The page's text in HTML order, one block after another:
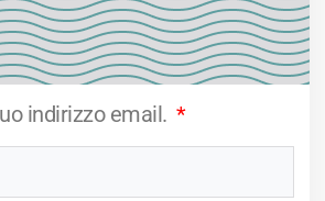
indirizzo email.